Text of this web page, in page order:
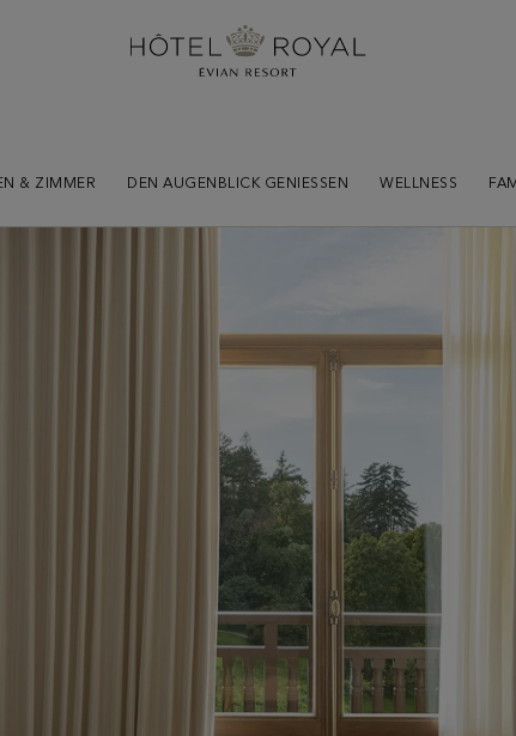
& ZIMMER DEN AUGENBLICK GENIESSEN WELLNESS